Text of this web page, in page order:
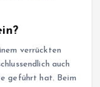
verrückten
auch
geführt hat. Beim